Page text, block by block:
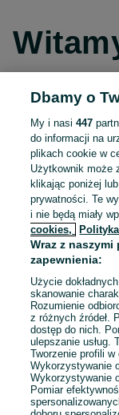
E-mail
Hasło
Dbamy o
My i nasi447
do informacji na
plikach cookie w
Użytkownik może
klikając poniżej
prywatności. Te
i nie będą miały
cookies,
Wraz z naszymi
zapewnienia:
Użycie
skanowanie
Rozumienie
z różnych źródeł.
dostęp do nich.
ulepszanie usług.
Tworzenie profili w
Wykorzystywanie
Wykorzystywanie
Pomiar